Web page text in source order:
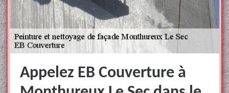
Appelez EB Couverture à